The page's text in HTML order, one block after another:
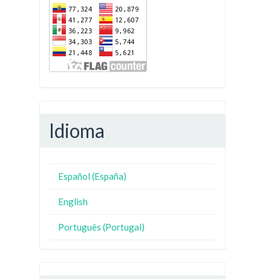
Idioma
Español (España)
English
Português (Portugal)